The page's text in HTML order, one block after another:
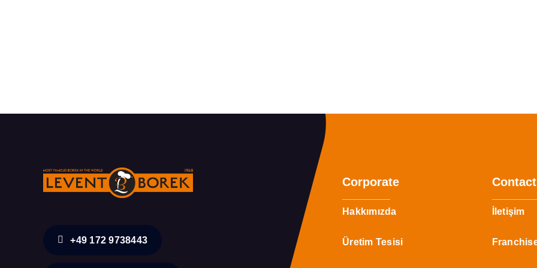
+49 172 9738443
Corporate
Hakkımızda
Üretim Tesisi
İletişim